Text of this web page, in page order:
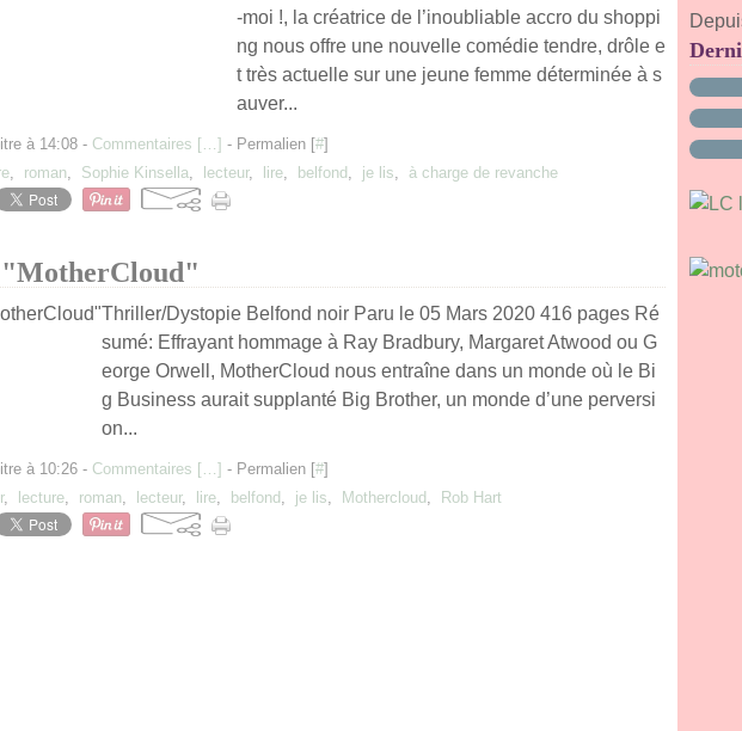
-moi !, la créatrice de l’inoubliable accro du shoppi
ng nous offre une nouvelle comédie tendre, drôle e
t très actuelle sur une jeune femme déterminée à s
auver...
à 14:08 - Commentaires […] - Permalien [#]
, roman, Sophie Kinsella, lecteur, lire, belfond , je lis, à charge de revanche
Thriller/Dystopie Belfond noir Paru le 05 Mars 2020 416 pages Ré
sumé: Effrayant hommage à Ray Bradbury, Margaret Atwood ou G
eorge Orwell, MotherCloud nous entraîne dans un monde où le Bi
g Business aurait supplanté Big Brother, un monde d’une perversi
on...
à 10:26 - Commentaires […] - Permalien [#]
, lecture, roman, lecteur, lire, belfond , je lis, Mothercloud , Rob Hart